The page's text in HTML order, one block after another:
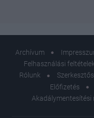
Archívum
Felhasználási feltételek
Rólunk
Előfizetés
Akadálymentesítési